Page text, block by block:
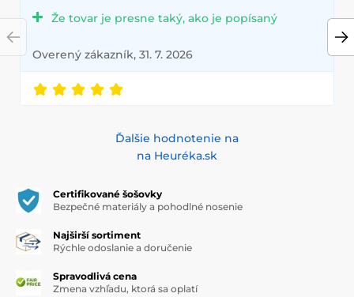
Že tovar je presne taký, ako je popísaný
Overený zákazník, 31. 7. 2026
Ďalšie hodnotenie na
na Heuréka.sk
Certifikované šošovky
Bezpečné materiály a pohodlné nosenie
Najširší sortiment
Rýchle odoslanie a doručenie
Spravodlivá cena
Zmena vzhľadu, ktorá sa oplatí